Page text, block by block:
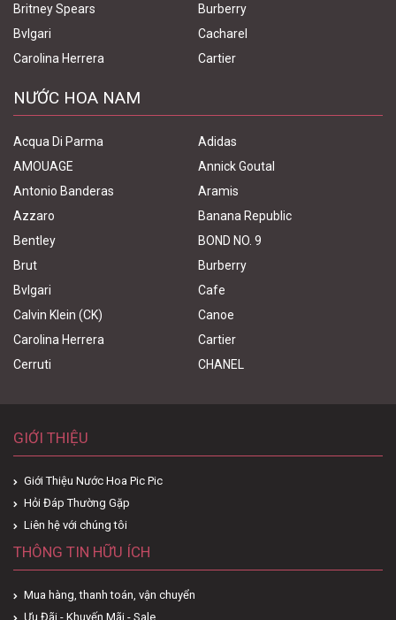
Britney Spears
Burberry
Bvlgari
Cacharel
Carolina Herrera
Cartier
NƯỚC HOA NAM
Acqua Di Parma
Adidas
AMOUAGE
Annick Goutal
Antonio Banderas
Aramis
Azzaro
Banana Republic
Bentley
BOND NO. 9
Brut
Burberry
Bvlgari
Cafe
Calvin Klein (CK)
Canoe
Carolina Herrera
Cartier
Cerruti
CHANEL
GIỚI THIỆU
Giới Thiệu Nước Hoa Pic Pic
Hỏi Đáp Thường Gặp
Liên hệ với chúng tôi
THÔNG TIN HỮU ÍCH
Mua hàng, thanh toán, vận chuyển
Ưu Đãi - Khuyến Mãi - Sale